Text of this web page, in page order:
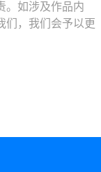
。如涉及作品内
们，我们会予以更